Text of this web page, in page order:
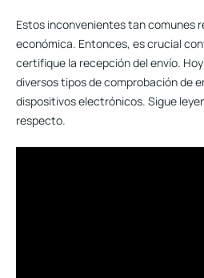
Estos inconvenientes tan comunes
económica. Entonces, es crucial
certifique la recepción del envío.
diversos tipos de comprobación de
dispositivos electrónicos. Sigue
respecto.